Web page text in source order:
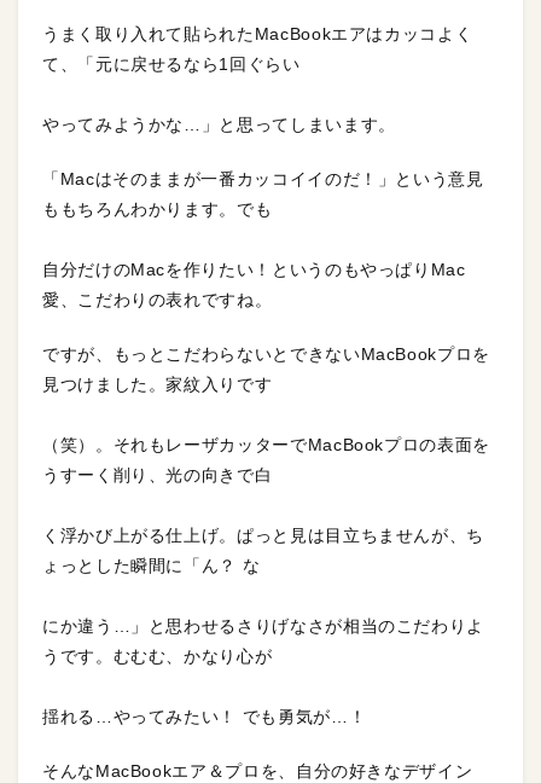
うまく取り入れて貼られたMacBookエアはカッコよく
て、「元に戻せるなら1回ぐらい
やってみようかな…」と思ってしまいます。
「Macはそのままが一番カッコイイのだ！」という意見
ももちろんわかります。でも
自分だけのMacを作りたい！というのもやっぱりMac
愛、こだわりの表れですね。
ですが、もっとこだわらないとできないMacBookプロを
見つけました。家紋入りです
（笑）。それもレーザカッターでMacBookプロの表面を
うすーく削り、光の向きで白
く浮かび上がる仕上げ。ぱっと見は目立ちませんが、ち
ょっとした瞬間に「ん？ な
にか違う…」と思わせるさりげなさが相当のこだわりよ
うです。むむむ、かなり心が
揺れる…やってみたい！ でも勇気が…！
そんなMacBookエア＆プロを、自分の好きなデザイン